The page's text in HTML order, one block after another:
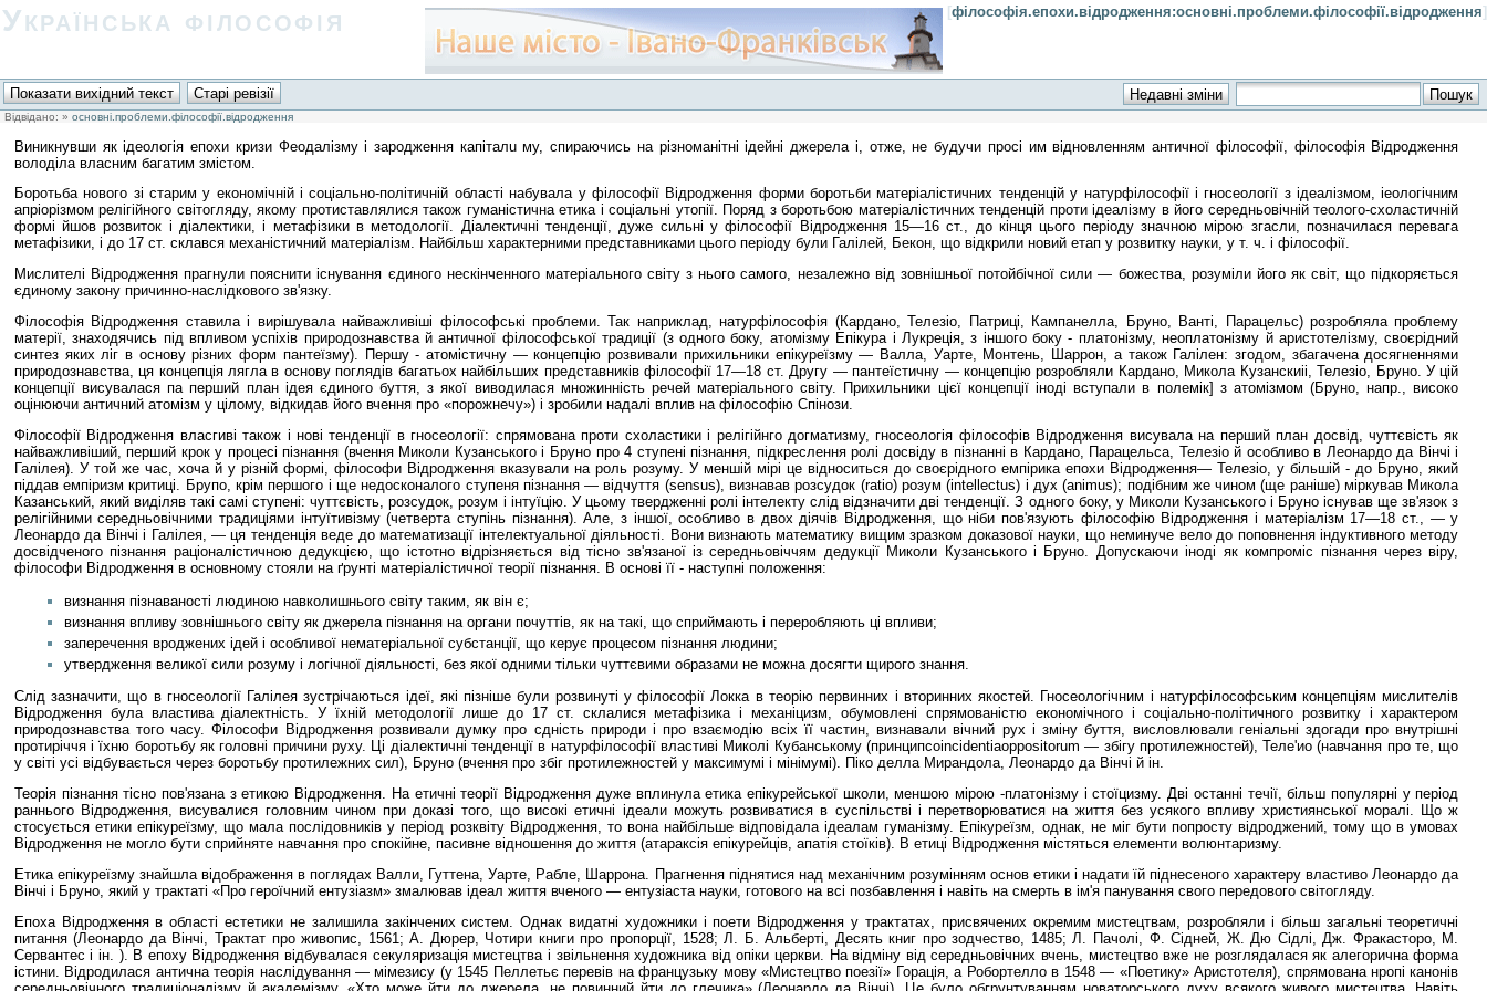
[філософія.епохи.відродження:основні.проблеми.філософії.відродження]
Українська філософія
Відвідано: » основні.проблеми.філософії.відродження
Виникнувши як ідеологія епохи кризи Феодалізму і зародження капіталu му, спираючись на різноманітні ідейні джерела і, отже, не будучи просі им відновленням античної філософії, філософія Відродження
володіла власним багатим змістом.
Боротьба нового зі старим у економічній і соціально-політичній області набувала у філософії Відродження форми боротьби матеріалістичних тенденцій у натурфілософії і гносеології з ідеалізмом, іеологічним
апріорізмом релігійного світогляду, якому протиставлялися також гуманістична етика і соціальні утопії. Поряд з боротьбою матеріалістичних тенденцій проти ідеалізму в його середньовічній теолого-схоластичній
формі йшов розвиток і діалектики, і метафізики в методології. Діалектичні тенденції, дуже сильні у філософії Відродження 15—16 ст., до кінця цього періоду значною мірою згасли, позначилася перевага
метафізики, і до 17 ст. склався механістичний матеріалізм. Найбільш характерними представниками цього періоду були Галілей, Бекон, що відкрили новий етап у розвитку науки, у т. ч. і філософії.
Мислителі Відродження прагнули пояснити існування єдиного нескінченного матеріального світу з нього самого, незалежно від зовнішньої потойбічної сили — божества, розуміли його як світ, що підкоряється
єдиному закону причинно-наслідкового зв'язку.
Філософія Відродження ставила і вирішувала найважливіші філософські проблеми. Так наприклад, натурфілософія (Кардано, Телезіо, Патриці, Кампанелла, Бруно, Ванті, Парацельс) розробляла проблему
матерії, знаходячись під впливом успіхів природознавства й античної філософської традиції (з одного боку, атомізму Епікура і Лукреція, з іншого боку - платонізму, неоплатонізму й аристотелізму, своєрідний
синтез яких ліг в основу різних форм пантеїзму). Першу - атомістичну — концепцію розвивали прихильники епікуреїзму — Валла, Уарте, Монтень, Шаррон, а також Галілен: згодом, збагачена досягненнями
природознавства, ця концепція лягла в основу поглядів багатьох найбільших представників філософії 17—18 ст. Другу — пантеїстичну — концепцію розробляли Кардано, Микола Кузанскиіі, Телезіо, Бруно. У цій
концепції висувалася па перший план ідея єдиного буття, з якої виводилася множинність речей матеріального світу. Прихильники цієї концепції іноді вступали в полемік] з атомізмом (Бруно, напр., високо
оцінюючи античний атомізм у цілому, відкидав його вчення про «порожнечу») і зробили надалі вплив на філософію Спінози.
Філософії Відродження власгиві також і нові тенденції в гносеології: спрямована проти схоластики і релігійнго догматизму, гносеологія філософів Відродження висувала на перший план досвід, чуттєвість як
найважливіший, перший крок у процесі пізнання (вчення Миколи Кузанського і Бруно про 4 ступені пізнання, підкреслення ролі досвіду в пізнанні в Кардано, Парацельса, Телезіо й особливо в Леонардо да Вінчі і
Галілея). У той же час, хоча й у різній формі, філософи Відродження вказували на роль розуму. У меншій мірі це відноситься до своєрідного емпірика епохи Відродження— Телезіо, у більшій - до Бруно, який
піддав емпіризм критиці. Брупо, крім першого і ще недосконалого ступеня пізнання — відчуття (sensus), визнавав розсудок (ratio) розум (intellectus) і дух (animus); подібним же чином (ще раніше) міркував Микола
Казанський, який виділяв такі самі ступені: чуттєвість, розсудок, розум і інтуїцію. У цьому твердженні ролі інтелекту слід відзначити дві тенденції. З одного боку, у Миколи Кузанського і Бруно існував ще зв'язок з
релігійними середньовічними традиціями інтуїтивізму (четверта ступінь пізнання). Але, з іншої, особливо в двох діячів Відродження, що ніби пов'язують філософію Відродження і матеріалізм 17—18 ст., — у
Леонардо да Вінчі і Галілея, — ця тенденція веде до математизації інтелектуальної діяльності. Вони визнають математику вищим зразком доказової науки, що неминуче вело до поповнення індуктивного методу
досвідченого пізнання раціоналістичною дедукцією, що істотно відрізняється від тісно зв'язаної із середньовіччям дедукції Миколи Кузанського і Бруно. Допускаючи іноді як компроміс пізнання через віру,
філософи Відродження в основному стояли на ґрунті матеріалістичної теорії пізнання. В основі її - наступні положення:
визнання пізнаваності людиною навколишнього світу таким, як він є;
визнання впливу зовнішнього світу як джерела пізнання на органи почуттів, як на такі, що сприймають і переробляють ці впливи;
заперечення вроджених ідей і особливої нематеріальної субстанції, що керує процесом пізнання людини;
утвердження великої сили розуму і логічної діяльності, без якої одними тільки чуттєвими образами не можна досягти щирого знання.
Слід зазначити, що в гносеології Галілея зустрічаються ідеї, які пізніше були розвинуті у філософії Локка в теорію первинних і вторинних якостей. Гносеологічним і натурфілософським концепціям мислителів
Відродження була властива діалектність. У їхній методології лише до 17 ст. склалися метафізика і механіцизм, обумовлені спрямованістю економічного і соціально-політичного розвитку і характером
природознавства того часу. Філософи Відродження розвивали думку про сдність природи і про взаємодію всіх її частин, визнавали вічний рух і зміну буття, висловлювали геніальні здогади про внутрішні
протиріччя і їхню боротьбу як головні причини руху. Ці діалектичні тенденції в натурфілософії властиві Миколі Кубанському (принципcoincidentiaoppositorum — збігу протилежностей), Теле'ио (навчання про те, що
у світі усі відбувається через боротьбу протилежних сил), Бруно (вчення про збіг протилежностей у максимумі і мінімумі). Піко делла Мирандола, Леонардо да Вінчі й ін.
Теорія пізнання тісно пов'язана з етикою Відродження. На етичні теорії Відродження дуже вплинула етика епікурейської школи, меншою мірою -платонізму і стоїцизму. Дві останні течії, більш популярні у період
раннього Відродження, висувалися головним чином при доказі того, що високі етичні ідеали можуть розвиватися в суспільстві і перетворюватися на життя без усякого впливу християнської моралі. Що ж
стосується етики епікуреїзму, що мала послідовників у період розквіту Відродження, то вона найбільше відповідала ідеалам гуманізму. Епікуреїзм, однак, не міг бути попросту відроджений, тому що в умовах
Відродження не могло бути сприйняте навчання про спокійне, пасивне відношення до життя (атараксія епікурейців, апатія стоїків). В етиці Відродження містяться елементи волюнтаризму.
Етика епікуреїзму знайшла відображення в поглядах Валли, Гуттена, Уарте, Рабле, Шаррона. Прагнення піднятися над механічним розумінням основ етики і надати їй піднесеного характеру властиво Леонардо да
Вінчі і Бруно, який у трактаті «Про героїчний ентузіазм» змалював ідеал життя вченого — ентузіаста науки, готового на всі позбавлення і навіть на смерть в ім'я панування свого передового світогляду.
Епоха Відродження в області естетики не залишила закінчених систем. Однак видатні художники і поети Відродження у трактатах, присвячених окремим мистецтвам, розробляли і більш загальні теоретичні
питання (Леонардо да Вінчі, Трактат про живопис, 1561; А. Дюрер, Чотири книги про пропорції, 1528; Л. Б. Альберті, Десять книг про зодчество, 1485; Л. Пачолі, Ф. Сідней, Ж. Дю Сідлі, Дж. Фракасторо, М.
Сервантес і ін. ). В епоху Відродження відбувалася секуляризація мистецтва і звільнення художника від опіки церкви. На відміну від середньовічних вчень, мистецтво вже не розглядалася як алегорична форма
істини. Відродилася антична теорія наслідування — мімезису (у 1545 Пеллетьє перевів на французьку мову «Мистецтво поезії» Горація, а Робортелло в 1548 — «Поетику» Аристотеля), спрямована нропі канонів